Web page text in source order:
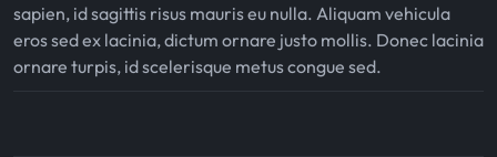
sapien, id sagittis risus mauris eu nulla. Aliquam vehicula
eros sed ex lacinia, dictum ornare justo mollis. Donec lacinia
ornare turpis, id scelerisque metus congue sed.